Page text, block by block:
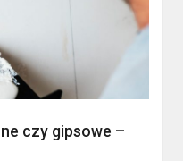
czy gipsowe –